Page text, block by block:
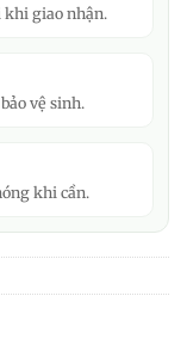
khi giao nhận.
vệ sinh.
khi cần.